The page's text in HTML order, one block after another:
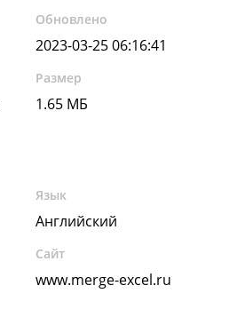
Обновлено
2023-03-25 06:16:41
Размер
1.65 МБ
Язык
Английский
Сайт
www.merge-excel.ru